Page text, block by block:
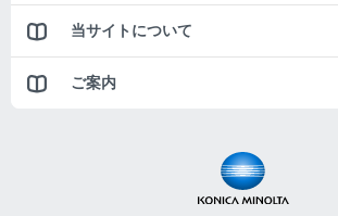
当サイトについて
ご案内